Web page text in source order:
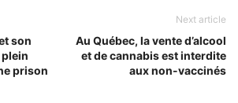
son
prison
Next article
Au Québec, la vente d’alcool
et de cannabis est interdite
aux non-vaccinés